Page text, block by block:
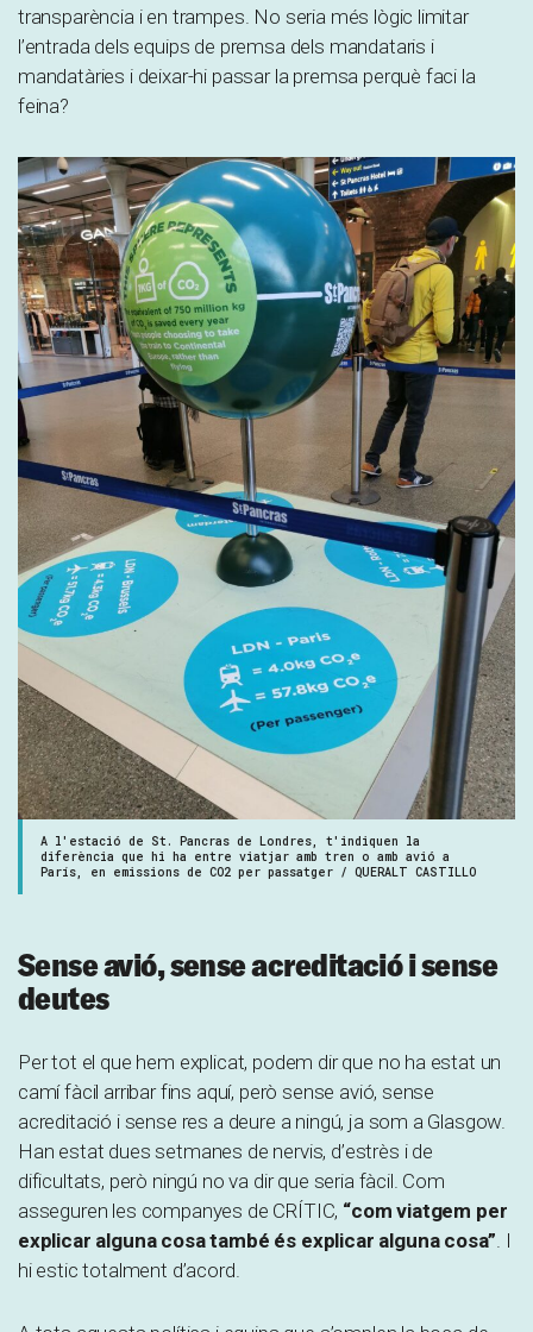
transparència i en trampes. No seria més lògic limitar
l’entrada dels equips de premsa dels mandataris i
mandatàries i deixar-hi passar la premsa perquè faci la
feina?
A l'estació de St. Pancras de Londres, t'indiquen la
diferència que hi ha entre viatjar amb tren o amb avió a
París, en emissions de CO2 per passatger / QUERALT CASTILLO
Sense avió, sense acreditació i sense
deutes
Per tot el que hem explicat, podem dir que no ha estat un
camí fàcil arribar fins aquí, però sense avió, sense
acreditació i sense res a deure a ningú, ja som a Glasgow.
Han estat dues setmanes de nervis, d’estrès i de
dificultats, però ningú no va dir que seria fàcil. Com
asseguren les companyes de CRÍTIC, “com viatgem per
explicar alguna cosa també és explicar alguna cosa”. I
hi estic totalment d’acord.